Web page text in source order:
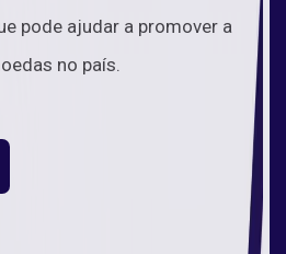
pode ajudar a promover a
no país.